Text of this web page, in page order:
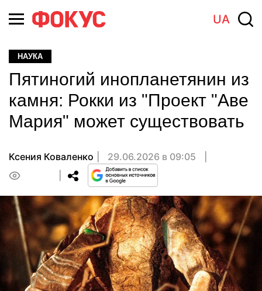
UA
НАУКА
Пятиногий инопланетянин из
камня: Рокки из "Проект "Аве
Мария" может существовать
Ксения Коваленко
29.06.2026 в 09:05